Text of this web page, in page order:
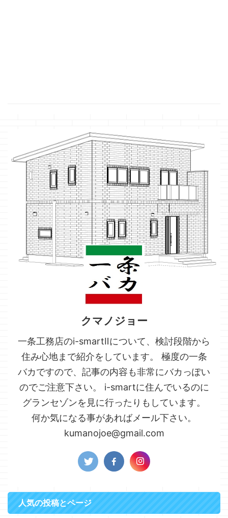
クマノジョー
一条工務店のi-smartⅡについて、検討段階から
住み心地まで紹介をしています。 極度の一条
バカですので、記事の内容も非常にバカっぽい
のでご注意下さい。 i-smartに住んでいるのに
グランセゾンを見に行ったりもしています。
何か気になる事があればメール下さい。
kumanojoe@gmail.com
人気の投稿とページ